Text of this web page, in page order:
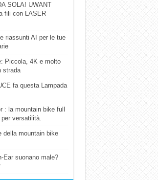
SOLA! UWANT
fili con LASER
riassunti AI per le tue
Piccola, 4K e molto
strada
fa questa Lampada
: la mountain bike full
versatilità.
della mountain bike
Ear suonano male?